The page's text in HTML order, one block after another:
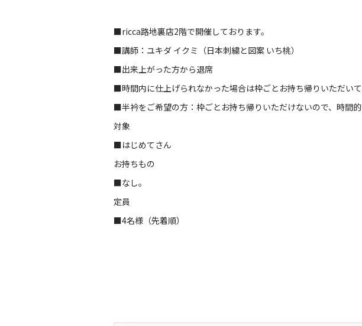
■ricca路地裏店2階で開催しております。
■講師：ユキダ イクミ（日本刺繍と図案 いち桃）
■出来上がった方から退席
■時間内に仕上げられなかった場合は枠ごとお持ち帰りいただいて
■半衿をご希望の方：枠ごとお持ち帰りいただけないので、時間
対象
■はじめてさん
お持ちもの
■なし。
定員
■4名様（先着順）